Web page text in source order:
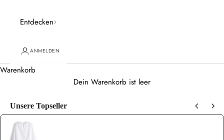
Entdecken
ANMELDEN
Warenkorb
Dein Warenkorb ist leer
Unsere Topseller
Use the Previous and Next buttons to navigate through product